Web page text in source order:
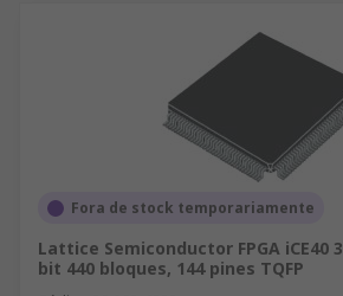
Fora de stock temporariamente
Lattice Semiconductor FPGA iCE40
bit 440 bloques, 144 pines TQFP